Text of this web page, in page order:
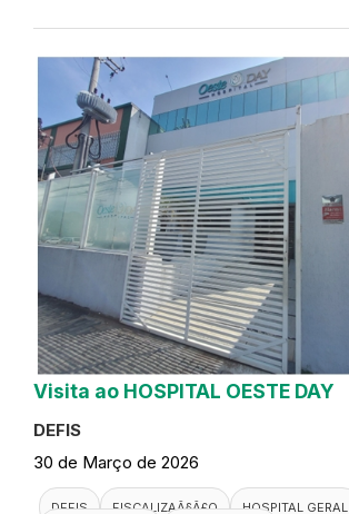
Visita ao HOSPITAL OESTE DAY
DEFIS
30 de Março de 2026
DEFIS FISCALIZAÃ§Ã£O
HOSPITAL GERAL